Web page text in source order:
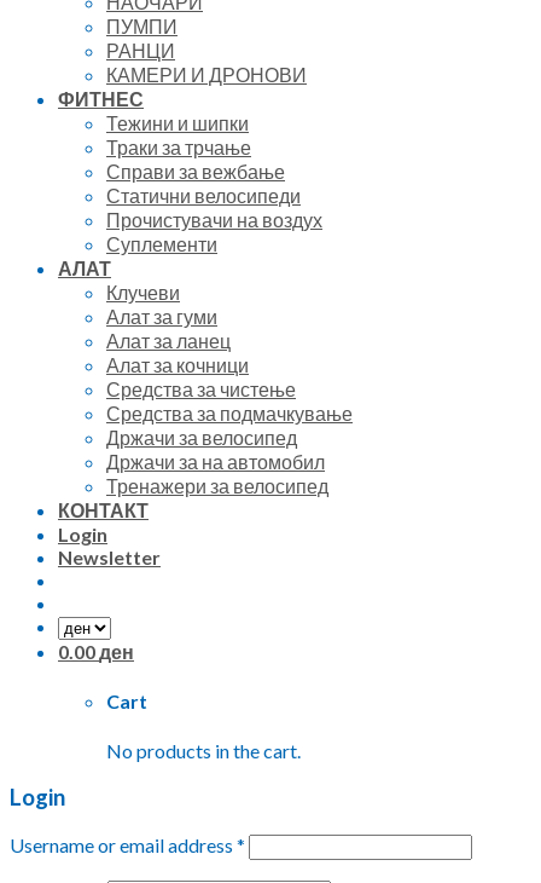
ПУМПИ
РАНЦИ
КАМЕРИ И ДРОНОВИ
ФИТНЕС
Тежини и шипки
Траки за трчање
Справи за вежбање
Статични велосипеди
Прочистувачи на воздух
Суплементи
АЛАТ
Клучеви
Алат за гуми
Алат за ланец
Алат за кочници
Средства за чистење
Средства за подмачкување
Држачи за велосипед
Држачи за на автомобил
Тренажери за велосипед
КОНТАКТ
Login
Newsletter
0.00ден
Cart
No products in the cart.
Login
Username or email address *